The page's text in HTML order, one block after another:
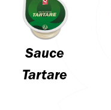
Sauce
Tartare